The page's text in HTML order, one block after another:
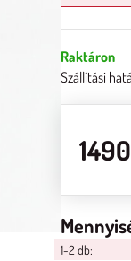
Raktáron
Szállítási
1-2 db: